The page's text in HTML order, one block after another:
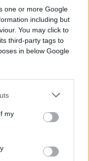
one or more Google
including but
You may click to
third-party tags to
in below Google
my